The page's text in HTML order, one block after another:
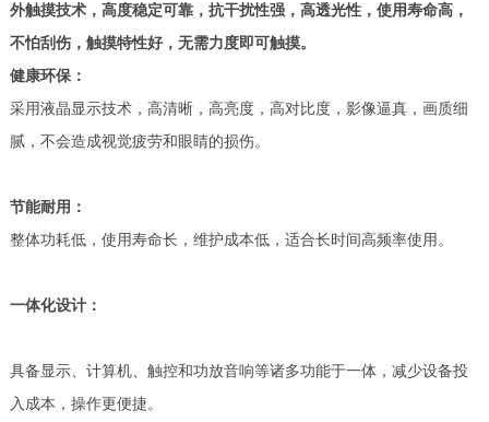
外触摸技术，高度稳定可靠，抗干扰性强，高透光性，使用寿命高，
不怕刮伤，触摸特性好，无需力度即可触摸。
健康环保：
采用液晶显示技术，高清晰，高亮度，高对比度，影像逼真，画质细
腻，不会造成视觉疲劳和眼睛的损伤。
节能耐用 ：
整体功耗低，使用寿命长，维护成本低，适合长时间高频率使用。
一体化设计：
具备显示、计算机、触控和功放音响等诸多功能于一体，减少设备投
入成本，操作更便捷。